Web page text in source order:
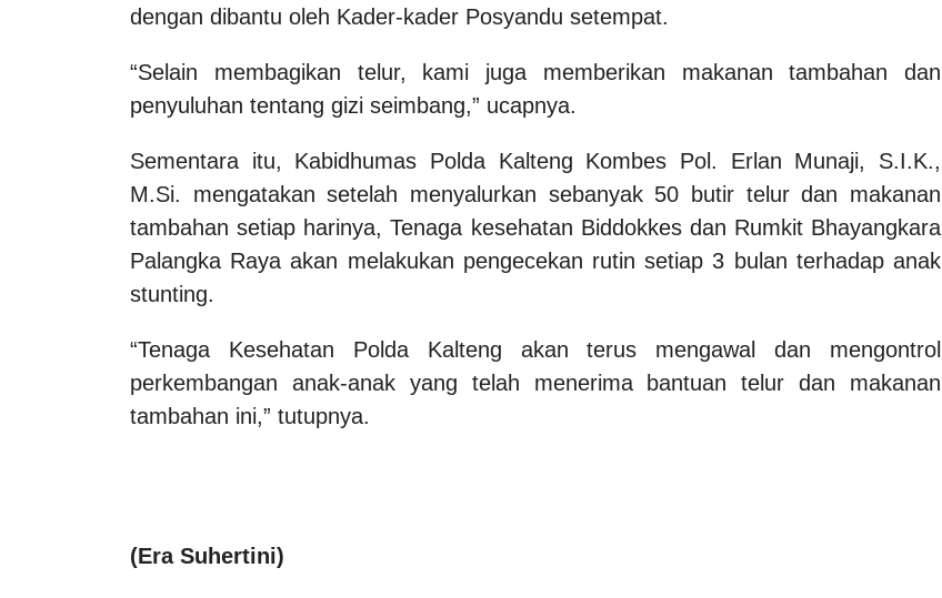
dengan dibantu oleh Kader-kader Posyandu setempat.
“Selain membagikan telur, kami juga memberikan makanan tambahan dan
penyuluhan tentang gizi seimbang,” ucapnya.
Sementara itu, Kabidhumas Polda Kalteng Kombes Pol. Erlan Munaji, S.I.K.,
M.Si. mengatakan setelah menyalurkan sebanyak 50 butir telur dan makanan
tambahan setiap harinya, Tenaga kesehatan Biddokkes dan Rumkit Bhayangkara
Palangka Raya akan melakukan pengecekan rutin setiap 3 bulan terhadap anak
stunting.
“Tenaga Kesehatan Polda Kalteng akan terus mengawal dan mengontrol
perkembangan anak-anak yang telah menerima bantuan telur dan makanan
tambahan ini,” tutupnya.
(Era Suhertini)